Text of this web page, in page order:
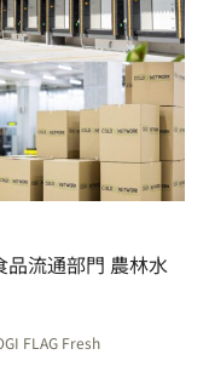
品流通部門 農林水
FLAG Fresh